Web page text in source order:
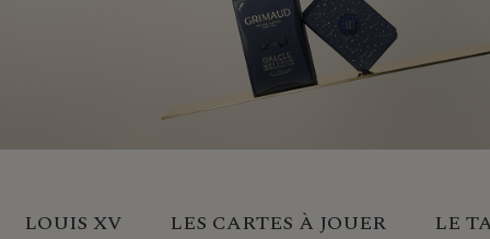
LOUIS XV LES CARTES À JOUER LE